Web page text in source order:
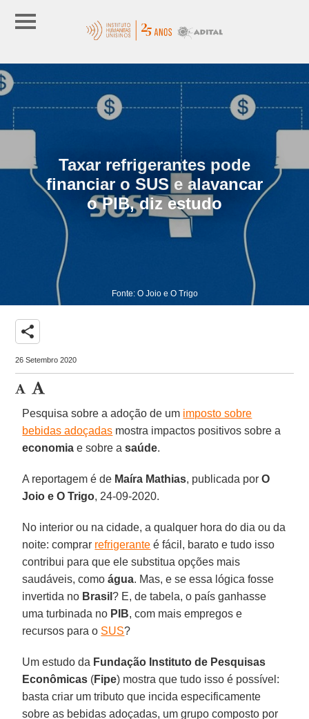
Taxar refrigerantes pode
financiar o SUS e alavancar
o PIB, diz estudo
Fonte: O Joio e O Trigo
share
26 Setembro 2020
Pesquisa sobre a adoção de um imposto sobre
bebidas adoçadas mostra impactos positivos sobre a
economia e sobre asaúde.
A reportagem é de Maíra Mathias, publicada porO
Joio e O Trigo, 24-09-2020.
No interior ou na cidade, a qualquer hora do dia ou da
noite: comprar refrigerante é fácil, barato e tudo isso
contribui para que ele substitua opções mais
saudáveis, comoágua. Mas, e se essa lógica fosse
invertida no Brasil? E, de tabela, o país ganhasse
uma turbinada no PIB, com mais empregos e
recursos para o SUS?
Um estudo da Fundação Instituto de Pesquisas
Econômicas (Fipe) mostra que tudo isso é possível:
basta criar um tributo que incida especificamente
sobre as bebidas adoçadas, um grupo composto por